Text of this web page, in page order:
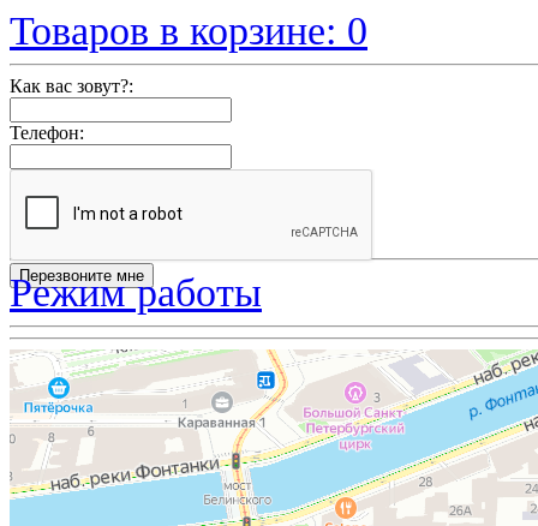
Товаров в корзине: 0
Как вас зовут?:
Телефон:
Режим работы